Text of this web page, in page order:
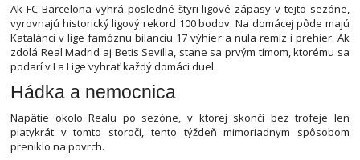
Ak FC Barcelona vyhrá posledné štyri ligové zápasy v tejto sezóne,
vyrovnajú historický ligový rekord 100 bodov. Na domácej pôde majú
Katalánci v lige famóznu bilanciu 17 výhier a nula remíz i prehier. Ak
zdolá Real Madrid aj Betis Sevilla, stane sa prvým tímom, ktorému sa
podarí v La Lige vyhrať každý domáci duel.
Hádka a nemocnica
Napätie okolo Realu po sezóne, v ktorej skončí bez trofeje len
piatykrát v tomto storočí, tento týždeň mimoriadnym spôsobom
preniklo na povrch.